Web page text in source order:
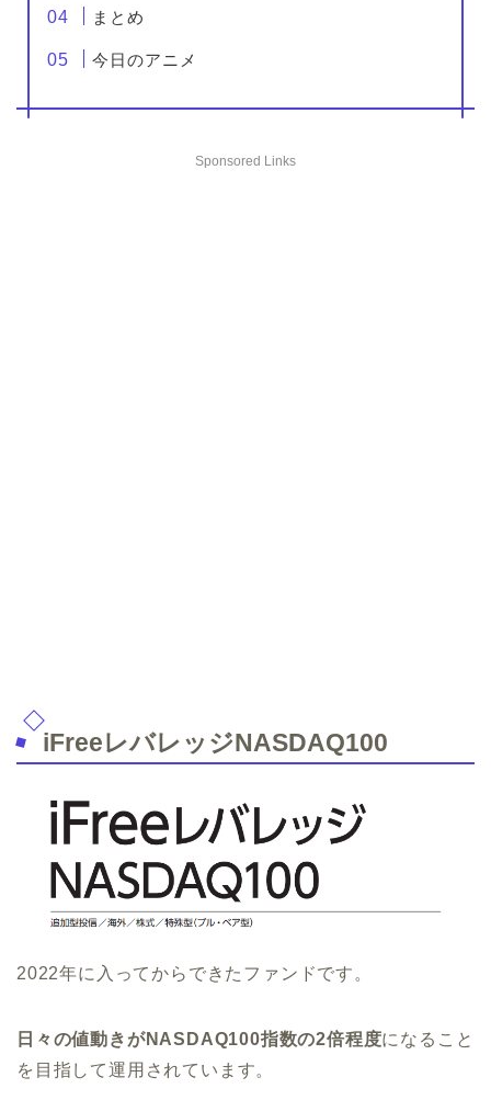
まとめ
今日のアニメ
Sponsored Links
iFreeレバレッジNASDAQ100
2022年に入ってからできたファンドです。
日々の値動きがNASDAQ100指数の2倍程度になること
を目指して運用されています。